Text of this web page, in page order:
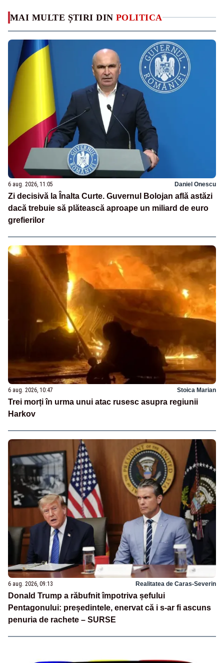
MAI MULTE ȘTIRI DIN POLITICA
6 aug. 2026, 11:05 Daniel Onescu
Zi decisivă la Înalta Curte. Guvernul Bolojan află astăzi
dacă trebuie să plătească aproape un miliard de euro
grefierilor
6 aug. 2026, 10:47 Stoica Marian
Trei morți în urma unui atac rusesc asupra regiunii
Harkov
6 aug. 2026, 09:13 Realitatea de Caras-Severin
Donald Trump a răbufnit împotriva șefului
Pentagonului: președintele, enervat că i s-ar fi ascuns
penuria de rachete – SURSE